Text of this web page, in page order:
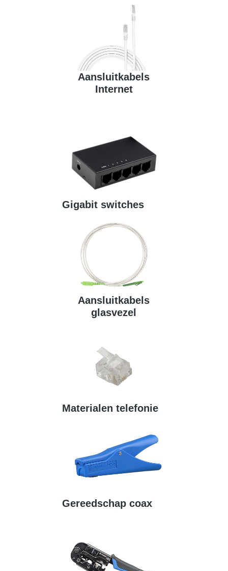
Aansluitkabels
Internet
Gigabit switches
Aansluitkabels
glasvezel
Materialen telefonie
Gereedschap coax